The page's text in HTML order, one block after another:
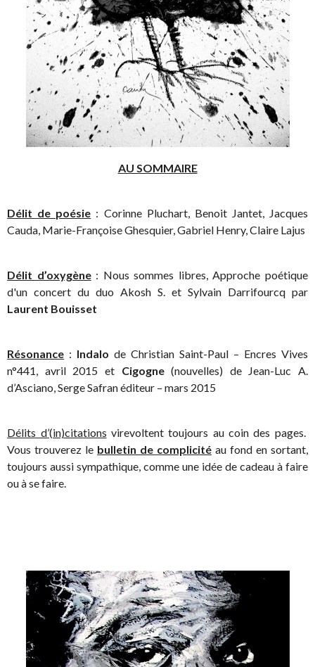
AU SOMMAIRE
Délit de poésie : Corinne Pluchart, Benoit Jantet, Jacques
Cauda, Marie-Françoise Ghesquier, Gabriel Henry, Claire Lajus
Délit d’oxygène: Nous sommes libres, Approche poétique
d'un concert du duo Akosh S. et Sylvain Darrifourcq par
Laurent Bouisset
Résonance : Indalode Christian Saint-Paul – Encres Vives
n°441, avril 2015 et Cigogne(nouvelles) de Jean-Luc A.
d’Asciano, Serge Safran éditeur – mars 2015
Délits d’(in)citations virevoltent toujours au coin des pages.
Vous trouverez le bulletin de complicité au fond en sortant,
toujours aussi sympathique, comme une idée de cadeau à faire
ou à se faire.